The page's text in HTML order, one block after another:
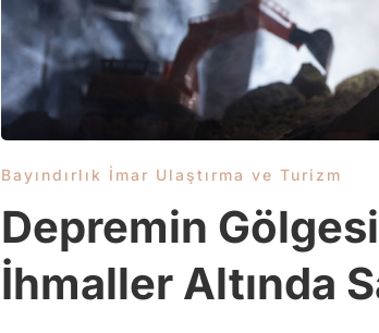
Bayındırlık İmar Ulaştırma ve Turizm
Depremin
İhmaller Altında